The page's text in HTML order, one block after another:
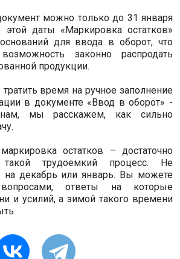
можно только до 31 января
даты «Маркировка остатков»
для ввода в оборот, что
законно распродать
продукции.
время на ручное заполнение
в документе «Ввод в оборот» -
мы расскажем, как сильно
остатков – достаточно
трудоемкий процесс. Не
на декабрь или январь. Вы можете
ответы на которые
и усилий, а зимой такого времени